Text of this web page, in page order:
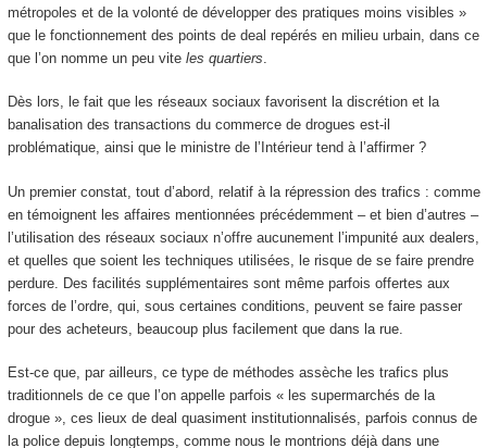
métropoles et de la volonté de développer des pratiques moins visibles »
que le fonctionnement des points de deal repérés en milieu urbain, dans ce
que l’on nomme un peu vite les quartiers
Dès lors, le fait que les réseaux sociaux favorisent la discrétion et la
banalisation des transactions du commerce de drogues est-il
problématique, ainsi que le ministre de l’Intérieur tend à l’affirmer ?
Un premier constat, tout d’abord, relatif à la répression des trafics : comme
en témoignent les affaires mentionnées précédemment – et bien d’autres –
l’utilisation des réseaux sociaux n’offre aucunement l’impunité aux dealers,
et quelles que soient les techniques utilisées, le risque de se faire prendre
perdure. Des facilités supplémentaires sont même parfois offertes aux
forces de l’ordre, qui, sous certaines conditions, peuvent se faire passer
pour des acheteurs, beaucoup plus facilement que dans la rue.
Est-ce que, par ailleurs, ce type de méthodes assèche les trafics plus
traditionnels de ce que l’on appelle parfois « les supermarchés de la
drogue », ces lieux de deal quasiment institutionnalisés, parfois connus de
la police depuis longtemps, comme nous le montrions déjà dans une